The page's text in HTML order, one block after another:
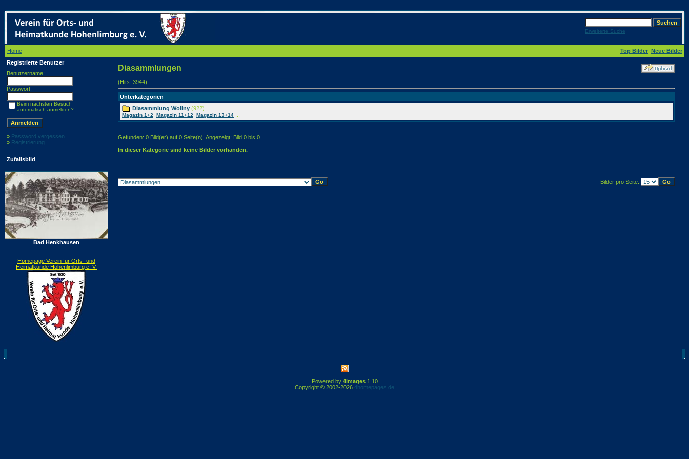
Erweiterte Suche
Home Top Bilder Neue Bilder
Registrierte Benutzer
Benutzername:
Passwort:
Beim nächsten Besuch
automatisch anmelden?
» Password vergessen
» Registrierung
Zufallsbild
Bad Henkhausen
Homepage Verein für Orts- und
Heimatkunde Hohenlimburg e. V.
Diasammlungen
(Hits: 3944)
Unterkategorien
Diasammlung Wollny (922)
Magazin 1+2 Magazin 11+12 Magazin 13+14
Gefunden: 0 Bild(er) auf 0 Seite(n). Angezeigt: Bild 0 bis 0.
In dieser Kategorie sind keine Bilder vorhanden.
Bilder pro Seite:
Powered by 4images1.10
Copyright © 2002-2026 4homepages.de